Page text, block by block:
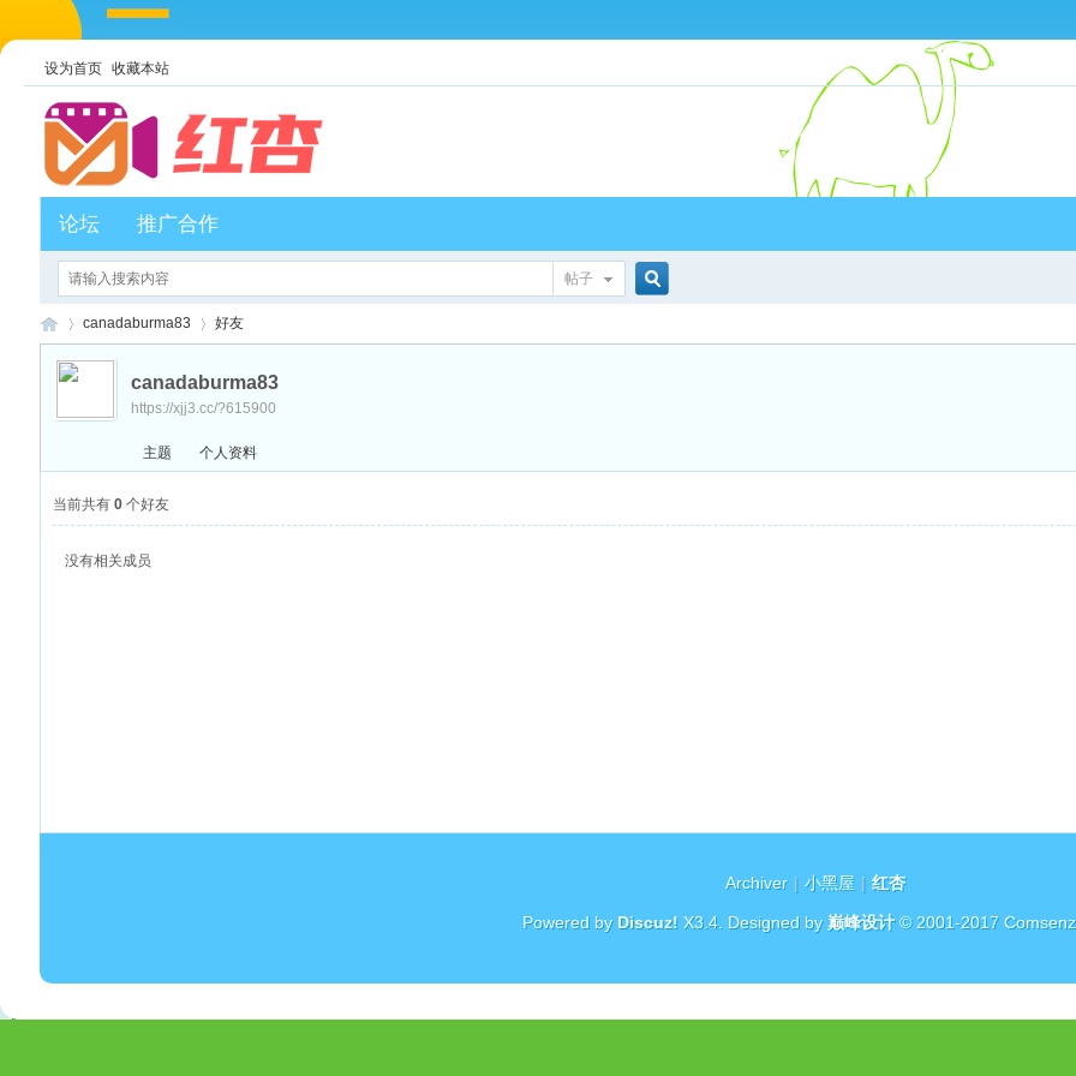
设为首页 收藏本站
论坛 推广合作
帖子
›
canadaburma83 好友
canadaburma83
https://xjj3.cc/?615900
主题 个人资料
当前共有0 个好友
没有相关成员
Archiver | 小黑屋 | 红杏
Powered by Discuz! X3.4. Designed by巅峰设计© 2001-2017